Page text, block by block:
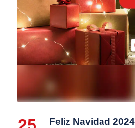
Feliz Navidad 2024